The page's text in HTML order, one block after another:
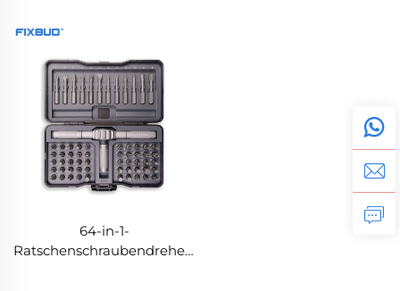
64-in-1-
Ratschenschraubendreher-